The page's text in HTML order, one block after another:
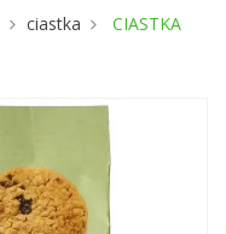
ciastka
CIASTKA